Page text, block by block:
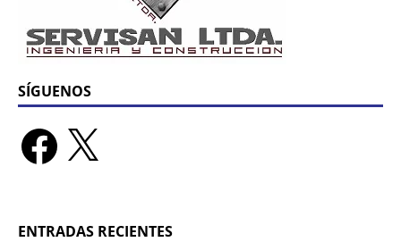
SÍGUENOS
ENTRADAS RECIENTES